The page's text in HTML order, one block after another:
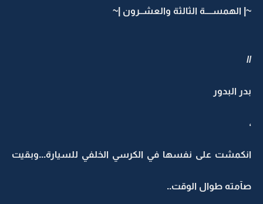
~| الهمســــة الثالثة والعشــرون |~
//
بدر البدور
،
انكمشت على نفسها في الكرسي الخلفي للسيارة...وبقيت
صآمته طوال الوقت..